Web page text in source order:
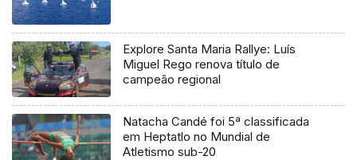
Explore Santa Maria Rallye: Luís
Miguel Rego renova título de
campeão regional
Natacha Candé foi 5ª classificada
em Heptatlo no Mundial de
Atletismo sub-20